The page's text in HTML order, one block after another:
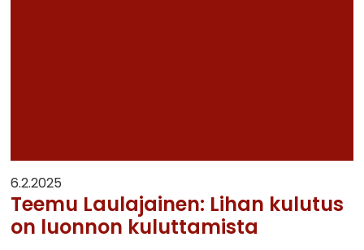
6.2.2025
Teemu Laulajainen: Lihan kulutus
on luonnon kuluttamista